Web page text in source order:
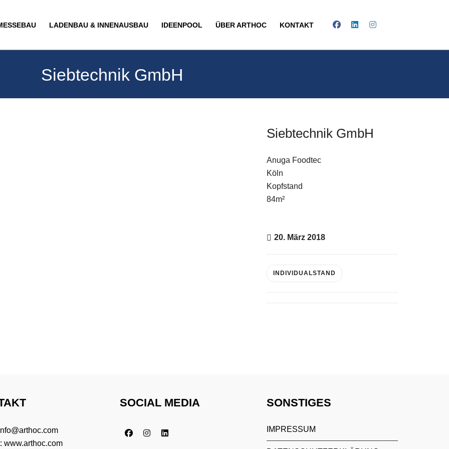
LADENBAU & INNENAUSBAU IDEENPOOL ÜBER ARTHOC KONTAKT
Siebtechnik GmbH
Siebtechnik GmbH
Anuga Foodtec
Köln
Kopfstand
84m²
20. März 2018
INDIVIDUALSTAND
www.arthoc.com
SOCIAL MEDIA SONSTIGES
IMPRESSUM